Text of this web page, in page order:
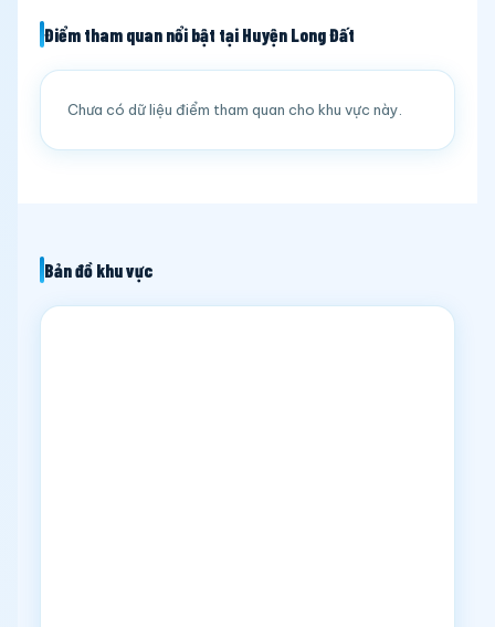
Điểm tham quan nổi bật tại Huyện Long Đất
Chưa có dữ liệu điểm tham quan cho khu vực này.
Bản đồ khu vực